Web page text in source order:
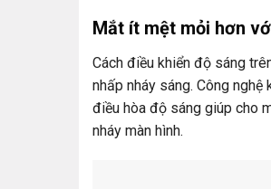
Mắt ít mệt mỏi hơn
Cách điều khiển độ sáng
nhấp nháy sáng. Công
điều hòa độ sáng giúp cho
nháy màn hình.